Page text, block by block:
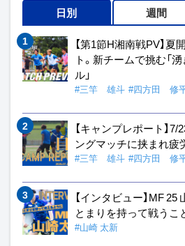
日別 週間
【第1節H湘南戦PV】
ト。新チームで挑む「
ル」
#三竿 雄斗 #四方田 修
【キャンプレポート】
ングマッチに挟まれ疲
#三竿 雄斗 #四方田 修
【インタビュー】MF
とまりを持って戦うこ
#山崎 太新